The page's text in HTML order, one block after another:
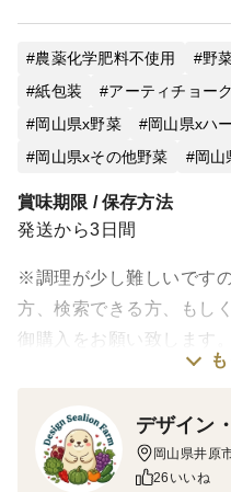
農薬化学肥料不使用 野
紙包装
アーティチョーク
岡山県x野菜
岡山県xハ
岡山県xその他野菜
岡山
賞味期限 / 保存方法
発送から3日間
※調理が少し難しいです
方、検索できる方、もし
御購入をお願い致します。
※一般的な野菜と比べて
※洗浄しておりますが、
間にアブラムシなどが入
デザイン
岡山県井原
26いいね